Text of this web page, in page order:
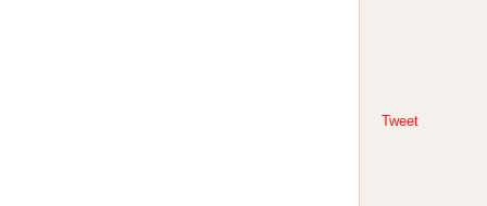
Tweet